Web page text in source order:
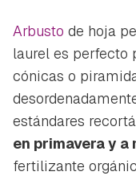
Arbusto de hoja
laurel es perfecto
cónicas o
estándares
en primavera y a
fertilizante